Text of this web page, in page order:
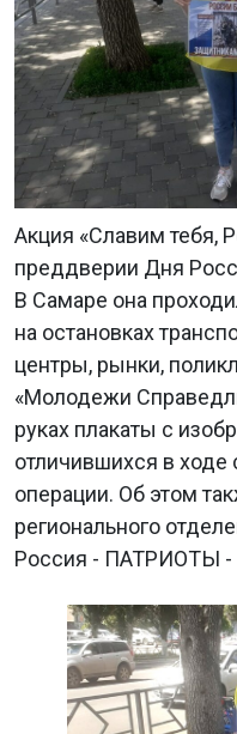
Акция «Славим тебя,
преддверии Дня
В Самаре она
на остановках
центры, рынки,
«Молодежи
руках плакаты с
отличившихся в ходе
операции. Об этом
регионального
Россия - ПАТРИОТЫ -